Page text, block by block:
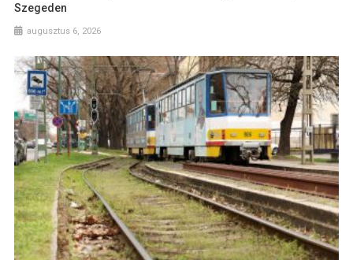
Szegeden
augusztus 6, 2026